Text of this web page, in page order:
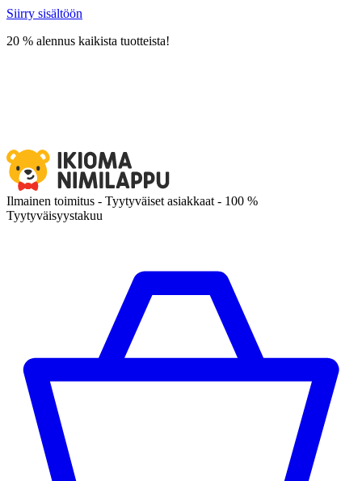
Siirry sisältöön
20 % alennus kaikista tuotteista!
Ilmainen toimitus - Tyytyväiset asiakkaat - 100 %
Tyytyväisyystakuu